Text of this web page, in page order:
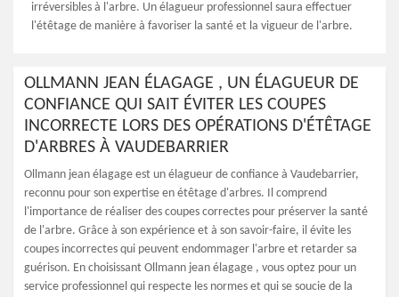
irréversibles à l'arbre. Un élagueur professionnel saura effectuer
l'étêtage de manière à favoriser la santé et la vigueur de l'arbre.
OLLMANN JEAN ÉLAGAGE , UN ÉLAGUEUR DE
CONFIANCE QUI SAIT ÉVITER LES COUPES
INCORRECTE LORS DES OPÉRATIONS D'ÉTÊTAGE
D'ARBRES À VAUDEBARRIER
Ollmann jean élagage est un élagueur de confiance à Vaudebarrier,
reconnu pour son expertise en étêtage d'arbres. Il comprend
l'importance de réaliser des coupes correctes pour préserver la santé
de l'arbre. Grâce à son expérience et à son savoir-faire, il évite les
coupes incorrectes qui peuvent endommager l'arbre et retarder sa
guérison. En choisissant Ollmann jean élagage , vous optez pour un
service professionnel qui respecte les normes et qui se soucie de la